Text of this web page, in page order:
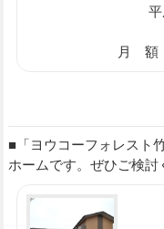
月 額
■「ヨウコーフォレスト
ホームです。ぜひご検討